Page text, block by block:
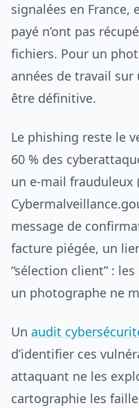
signalées en France,
payé n’ont pas
fichiers. Pour un
années de travail
être définitive.
Le phishing reste le
60 % des
un e-mail frauduleux
message de
facture piégée, un
“sélection client” :
un photographe ne
Un audit
d’identifier ces
attaquant ne les
cartographie les